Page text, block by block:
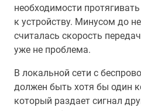
необходимости
к устройству. Минусом до
считалась скорость
уже не проблема.
В локальной сети с
должен быть хотя бы один
который раздает сигнал